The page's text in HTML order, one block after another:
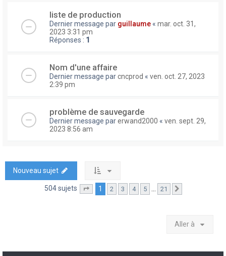
liste de production
Dernier message par guillaume « mar. oct. 31,
2023 3:31 pm
Réponses : 1
Nom d'une affaire
Dernier message parcncprod « ven. oct. 27, 2023
2:39 pm
problème de sauvegarde
Dernier message parerwand2000 « ven. sept. 29,
2023 8:56 am
Nouveau sujet
504 sujets Page sur21
1 2 3 4 5 … 21
Aller à